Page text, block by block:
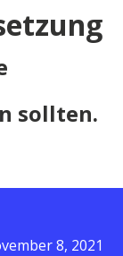
sollten.
8, 2021